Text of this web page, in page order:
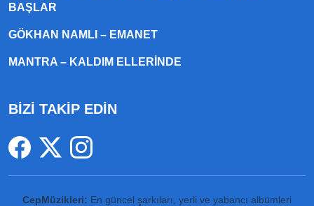
BAŞLAR
GÖKHAN NAMLI – EMANET
MANTRA – KALDIM ELLERINDE
BİZİ TAKİP EDİN
CepMüzikleri: En güncel şarkıları, yerli ve yabancı albümleri